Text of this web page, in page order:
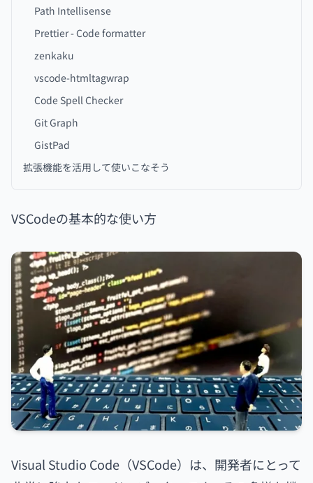
Path Intellisense
Prettier - Code formatter
zenkaku
vscode-htmltagwrap
Code Spell Checker
Git Graph
GistPad
拡張機能を活用して使いこなそう
VSCodeの基本的な使い方
Visual Studio Code（VSCode）は、開発者にとって